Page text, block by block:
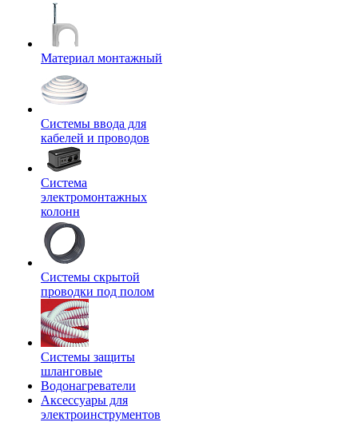
Материал монтажный
Системы ввода для
кабелей и проводов
Система
электромонтажных
колонн
Системы скрытой
проводки под полом
Системы защиты
шланговые
Водонагреватели
Аксессуары для
электроинструментов